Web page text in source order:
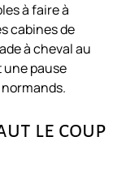
à faire à
cabines de
à cheval au
une pause
le coup